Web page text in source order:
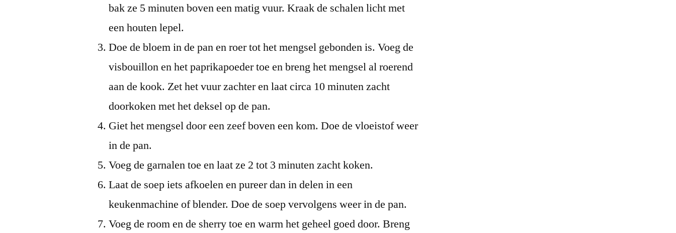
bak ze 5 minuten boven een matig vuur. Kraak de schalen licht met
een houten lepel.
Doe de bloem in de pan en roer tot het mengsel gebonden is. Voeg de
visbouillon en het paprikapoeder toe en breng het mengsel al roerend
aan de kook. Zet het vuur zachter en laat circa 10 minuten zacht
doorkoken met het deksel op de pan.
Giet het mengsel door een zeef boven een kom. Doe de vloeistof weer
in de pan.
Voeg de garnalen toe en laat ze 2 tot 3 minuten zacht koken.
Laat de soep iets afkoelen en pureer dan in delen in een
keukenmachine of blender. Doe de soep vervolgens weer in de pan.
Voeg de room en de sherry toe en warm het geheel goed door. Breng